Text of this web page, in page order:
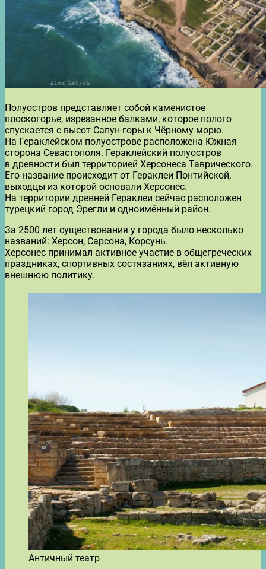
Полуостров представляет собой каменистое
плоскогорье, изрезанное балками, которое полого
спускается с высот Сапун-горы к Чёрному морю.
На Гераклейском полуострове расположена Южная
сторона Севастополя. Гераклейский полуостров
в древности был территорией Херсонеса Таврического.
Его название происходит от Гераклеи Понтийской,
выходцы из которой основали Херсонес.
На территории древней Гераклеи сейчас расположен
турецкий город Эрегли и одноимённый район.
За 2500 лет существования у города было несколько
названий: Херсон, Сарсона, Корсунь.
Херсонес принимал активное участие в общегреческих
праздниках, спортивных состязаниях, вёл активную
внешнюю политику.
Античный театр